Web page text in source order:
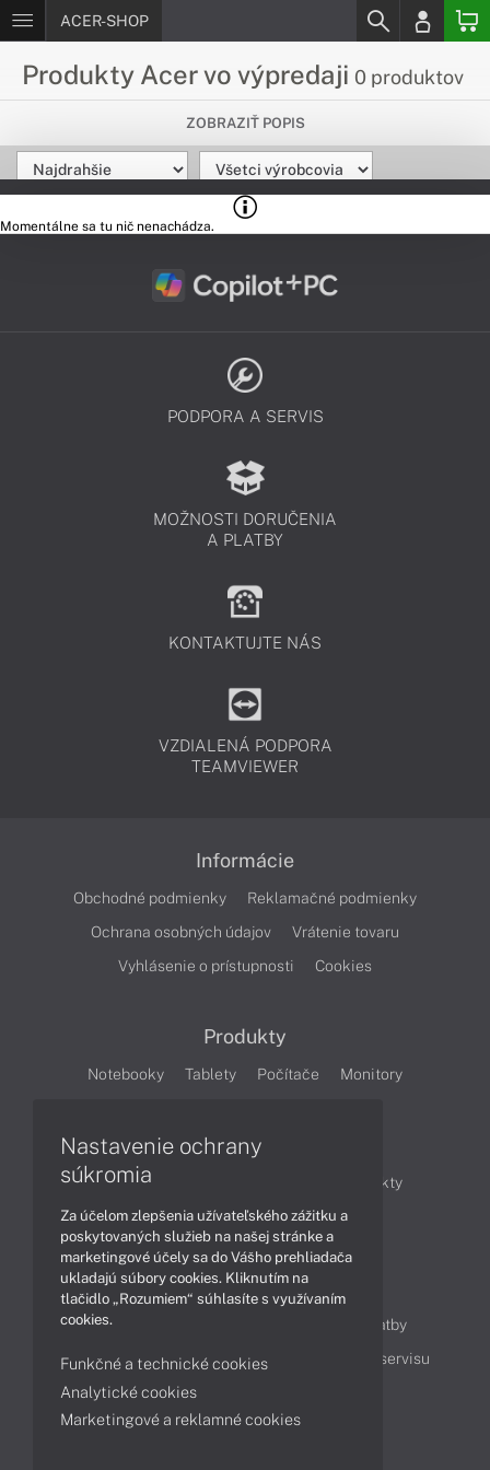
ACER-SHOP
Produkty Acer vo výpredaji 0 produktov
Nepremeškaj šancu kúpiť
produkty Acer za super ceny
Hľadáš produkty Acer za skvelé ceny? Máme pre teba
výpredajové produkty Acer, predaj platí do vypredania
zásob.
ZOBRAZIŤ POPIS
Momentálne sa tu nič nenachádza.
PODPORA A SERVIS
MOŽNOSTI DORUČENIA
A PLATBY
KONTAKTUJTE NÁS
VZDIALENÁ PODPORA
TEAMVIEWER
Informácie
Obchodné podmienky
Reklamačné podmienky
Ochrana osobných údajov
Vrátenie tovaru
Vyhlásenie o prístupnosti
Cookies
Produkty
Notebooky Tablety Počítače Monitory
Články
Obchodné informácie
Produkty
Technológie
Videá
Obsah
Ako nakupovať
Možnosti doručenia a platby
Podpora a servis
Servisné služby Cenník servisu
Kontakty
Nastavenie ochrany
súkromia
Za účelom zlepšenia užívateľského zážitku a
poskytovaných služieb na našej stránke a
marketingové účely sa do Vášho prehliadača
ukladajú súbory cookies. Kliknutím na
tlačidlo „Rozumiem“ súhlasíte s využívaním
cookies.
Funkčné a technické cookies
Analytické cookies
Marketingové a reklamné cookies